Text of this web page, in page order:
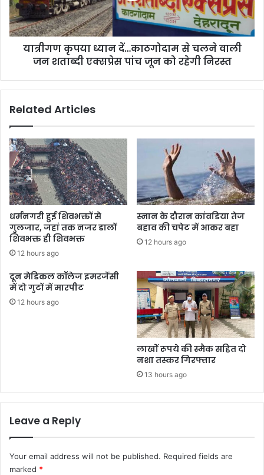
चलने
वाली
जन
शताब्दी
एक्सप्रेस
रहेगी
यात्रीगण कृपया ध्यान दें…काठगोदाम से चलने वाली
जन शताब्दी एक्सप्रेस पांच जून को रहेगी निरस्त
Related Articles
धर्मनगरी हुई शिवभक्तों से
गुलजार, जहां तक नजर डालों
शिवभक्त ही शिवभक्त
12 hours ago
स्नान के दौरान कांवडिया तेज
बहाव की चपेट में आकर बहा
12 hours ago
दून मेडिकल कॉलेज इमरजेंसी
में दो गुटों में मारपीट
12 hours ago
लाखोें रूपये की स्मैक सहित दो
नशा तस्कर गिरफ्तार
13 hours ago
Leave a Reply
Your email address will not be published. Required fields are
marked *